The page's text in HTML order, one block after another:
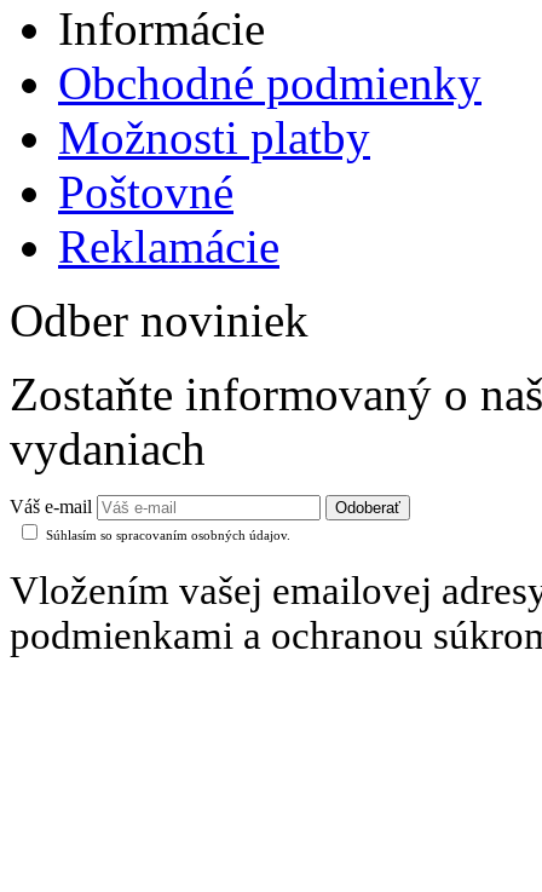
Informácie
Obchodné podmienky
Možnosti platby
Poštovné
Reklamácie
Odber noviniek
Zostaňte informovaný o
vydaniach
Váš e-mail
Súhlasím so spracovaním osobných údajov.
Vložením vašej emailovej
podmienkami a ochranou